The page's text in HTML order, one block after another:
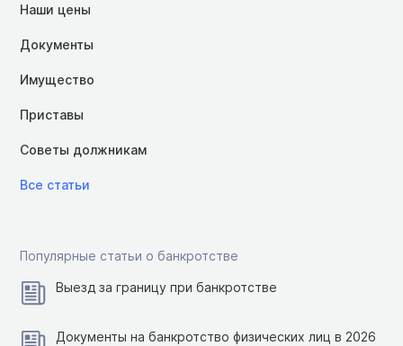
Наши цены
Документы
Имущество
Приставы
Советы должникам
Все статьи
Популярные статьи о банкротстве
Выезд за границу при банкротстве
Документы на банкротство физических лиц в 2026